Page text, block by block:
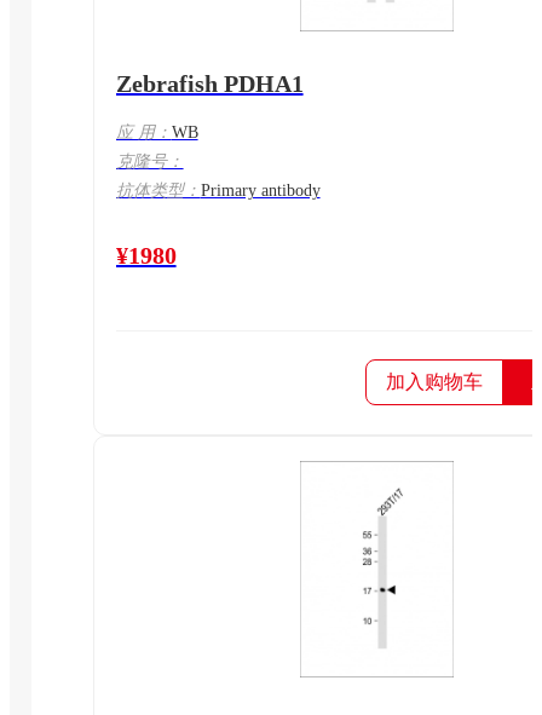
Zebrafish PDHA1
应 用： WB
克隆号：
抗体类型： Primary antibody
¥1980
加入购物车